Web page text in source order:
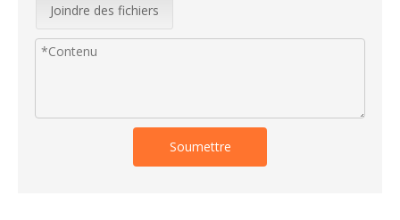
Joindre des fichiers
Soumettre